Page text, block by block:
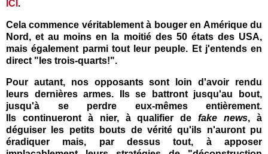
ICI .
Cela commence véritablement à bouger en Amérique du
Nord, et au moins en la moitié des 50 états des USA,
mais également parmi tout leur peuple. Et j'entends en
direct "les trois-quarts!".
Pour autant, nos opposants sont loin d'avoir rendu
leurs dernières armes. Ils se battront jusqu'au bout,
jusqu'à se perdre eux-mêmes entièrement.
Ils continueront à nier, à qualifier defake news, à
déguiser les petits bouts de vérité qu'ils n'auront pu
éradiquer mais, par dessus tout, à apposer